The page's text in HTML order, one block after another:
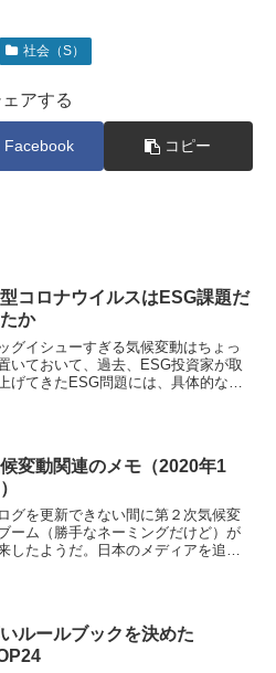
社会（S）
ェアする
Facebook コピー
コロナウイルスはESG課題だ
か
グイシューすぎる気候変動はちょっ
いておいて、過去、ESG投資家が取
げてきたESG問題には、具体的なケ
がある。これらは、...
変動関連のメモ（2020年1
グを更新できない間に第２次気候変
ーム（勝手なネーミングだけど）が
したようだ。日本のメディアを追っ
と思う。スウェーデン...
ルールブックを決めた